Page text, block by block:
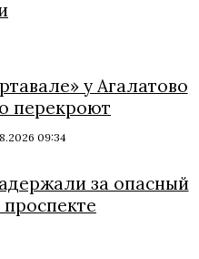
у Агалатово
перекроют
09:34
за опасный